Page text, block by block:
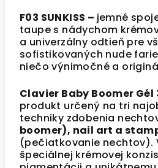
F03 SUNKISS – jemné
taupe s nádychom
a univerzálny odtieň pre
sofistikovaných nude
niečo výnimočné a
Clavier Baby Boomer Gél
produkt určený na tri
techniky zdobenia
boomer), nail art a
(pečiatkovanie nechtov).
špeciálnej krémovej